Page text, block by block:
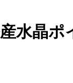
水晶ポ